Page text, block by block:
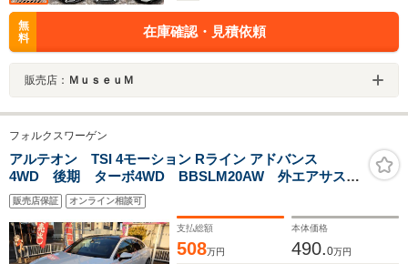
無
料
在庫確認・見積依頼
販売店： ＭｕｓｅｕＭ
フォルクスワーゲン
アルテオン TSI 4モーション Rライン アドバンス
4WD 後期 ターボ4WD BBSLM20AW 外エアサス公
認 SR 黒革 電動ゲート シートH ナビフルセグ
ドラレコ付Dインナーミラー Bカメラ 全周囲カメラ
ミシュランPスポーツ アップルカーP
販売店保証 オンライン相談可
支払総額
508万円
本体価格
490.0万円